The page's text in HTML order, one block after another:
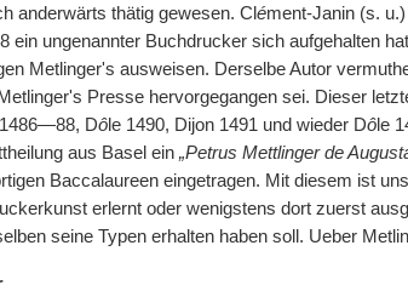
anderwärts thätig gewesen. Cl ément-Janin (s.
ein ungenannter Buchdrucker sich aufgehalten
Metlinger's ausweisen. Derselbe Autor
Presse hervorgegangen sei. Dieser
Dôle 1490, Dijon 1491 und wieder Dôle
aus Basel ein „Petrus Mettlinger de
Baccalaureen eingetragen. Mit diesem ist
erlernt oder wenigstens dort zuerst
seine Typen erhalten haben soll. Ueber